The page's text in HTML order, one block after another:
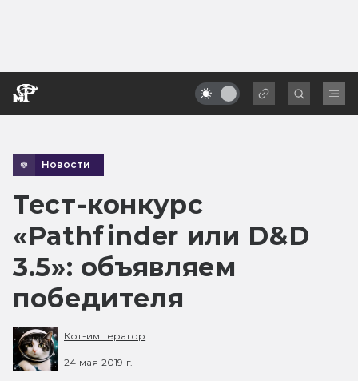
Новости
Тест-конкурс
«Pathfinder или D&D
3.5»: объявляем
победителя
Кот-император
24 мая 2019 г.